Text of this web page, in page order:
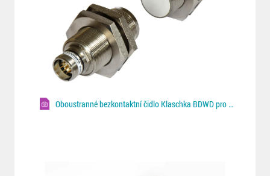
Oboustranné bezkontaktní čidlo Klaschka BDWD pro Fe/NF plechy